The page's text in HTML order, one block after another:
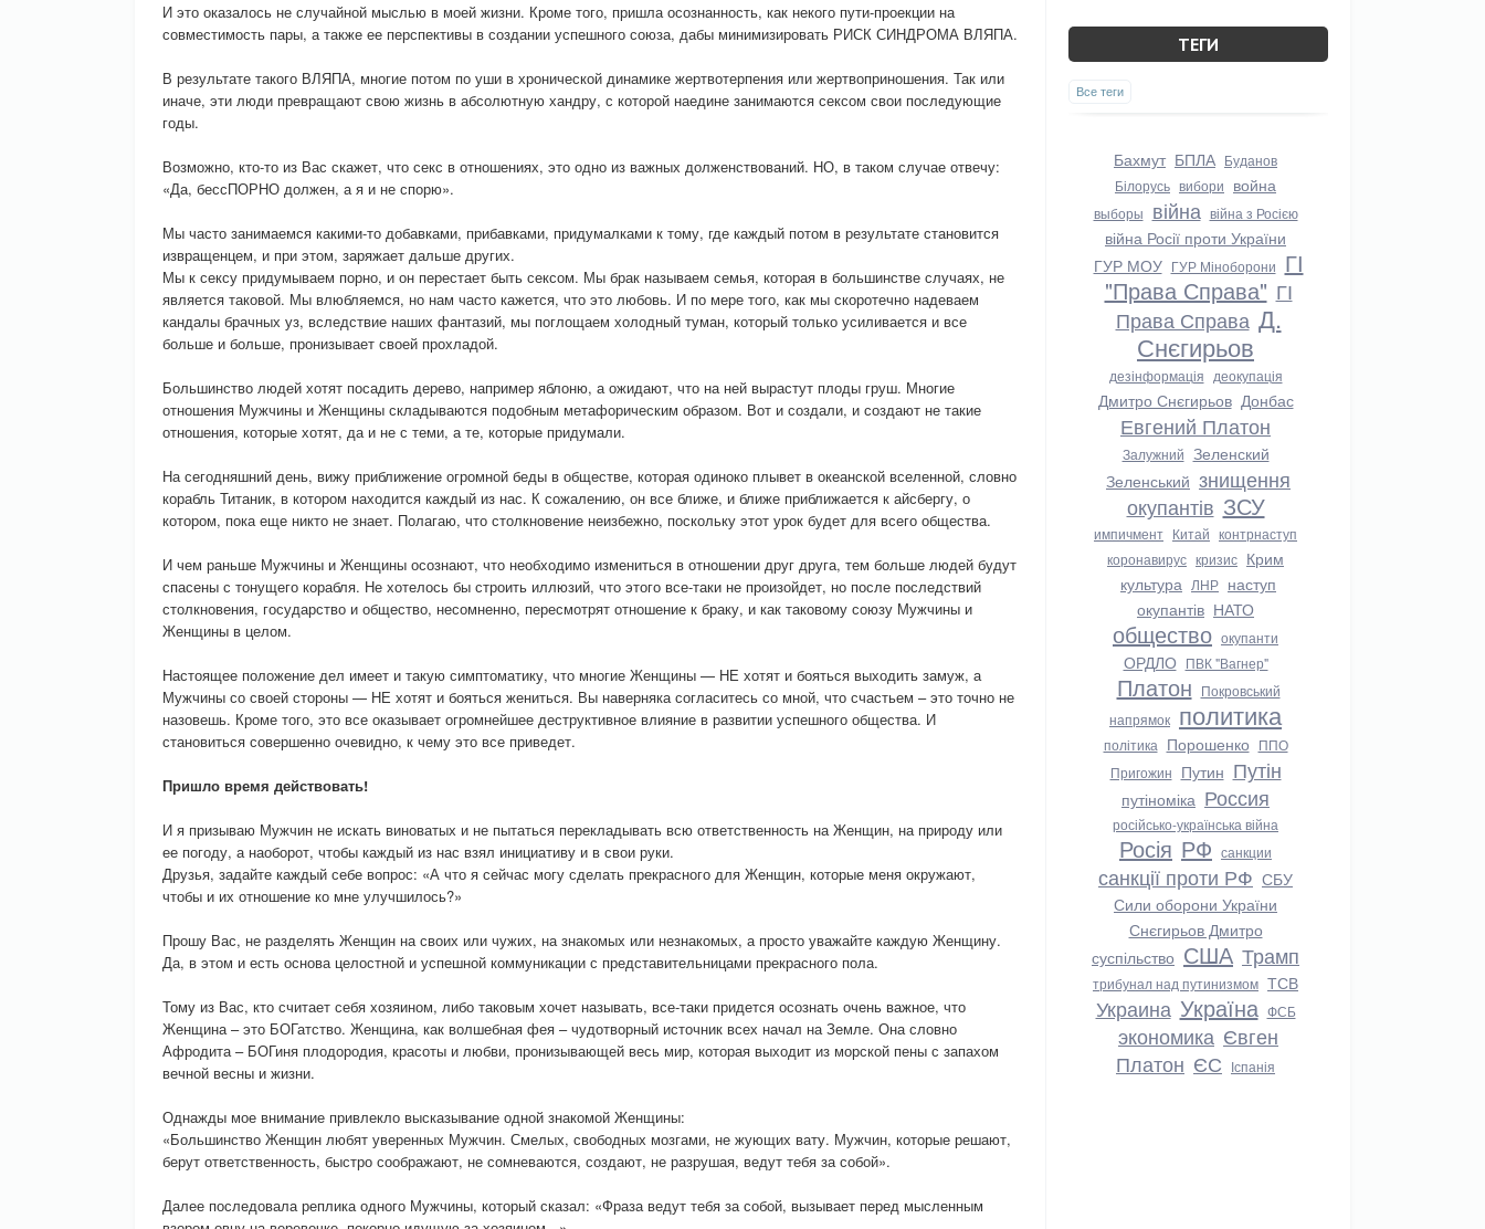
И это оказалось не случайной мыслью в моей жизни. Кроме того, пришла осознанность, как некого пути-проекции на
совместимость пары, а также ее перспективы в создании успешного союза, дабы минимизировать РИСК СИНДРОМА ВЛЯПА.
В результате такого ВЛЯПА, многие потом по уши в хронической динамике жертвотерпения или жертвоприношения. Так или
иначе, эти люди превращают свою жизнь в абсолютную хандру, с которой наедине занимаются сексом свои последующие
годы.
Возможно, кто-то из Вас скажет, что секс в отношениях, это одно из важных долженствований. НО, в таком случае отвечу:
«Да, бессПОРНО должен, а я и не спорю».
Мы часто занимаемся какими-то добавками, прибавками, придумалками к тому, где каждый потом в результате становится
извращенцем, и при этом, заряжает дальше других.
Мы к сексу придумываем порно, и он перестает быть сексом. Мы брак называем семья, которая в большинстве случаях, не
является таковой. Мы влюбляемся, но нам часто кажется, что это любовь. И по мере того, как мы скоротечно надеваем
кандалы брачных уз, вследствие наших фантазий, мы поглощаем холодный туман, который только усиливается и все
больше и больше, пронизывает своей прохладой.
Большинство людей хотят посадить дерево, например яблоню, а ожидают, что на ней вырастут плоды груш. Многие
отношения Мужчины и Женщины складываются подобным метафорическим образом. Вот и создали, и создают не такие
отношения, которые хотят, да и не с теми, а те, которые придумали.
На сегодняшний день, вижу приближение огромной беды в обществе, которая одиноко плывет в океанской вселенной, словно
корабль Титаник, в котором находится каждый из нас. К сожалению, он все ближе, и ближе приближается к айсбергу, о
котором, пока еще никто не знает. Полагаю, что столкновение неизбежно, поскольку этот урок будет для всего общества.
И чем раньше Мужчины и Женщины осознают, что необходимо измениться в отношении друг друга, тем больше людей будут
спасены с тонущего корабля. Не хотелось бы строить иллюзий, что этого все-таки не произойдет, но после последствий
столкновения, государство и общество, несомненно, пересмотрят отношение к браку, и как таковому союзу Мужчины и
Женщины в целом.
Настоящее положение дел имеет и такую симптоматику, что многие Женщины — НЕ хотят и бояться выходить замуж, а
Мужчины со своей стороны — НЕ хотят и бояться жениться. Вы наверняка согласитесь со мной, что счастьем – это точно не
назовешь. Кроме того, это все оказывает огромнейшее деструктивное влияние в развитии успешного общества. И
становиться совершенно очевидно, к чему это все приведет.
Пришло время действовать!
И я призываю Мужчин не искать виноватых и не пытаться перекладывать всю ответственность на Женщин, на природу или
ее погоду, а наоборот, чтобы каждый из нас взял инициативу и в свои руки.
Друзья, задайте каждый себе вопрос: «А что я сейчас могу сделать прекрасного для Женщин, которые меня окружают,
чтобы и их отношение ко мне улучшилось?»
Прошу Вас, не разделять Женщин на своих или чужих, на знакомых или незнакомых, а просто уважайте каждую Женщину.
Да, в этом и есть основа целостной и успешной коммуникации с представительницами прекрасного пола.
Тому из Вас, кто считает себя хозяином, либо таковым хочет называть, все-таки придется осознать очень важное, что
Женщина – это БОГатство. Женщина, как волшебная фея – чудотворный источник всех начал на Земле. Она словно
Афродита – БОГиня плодородия, красоты и любви, пронизывающей весь мир, которая выходит из морской пены с запахом
вечной весны и жизни.
Однажды мое внимание привлекло высказывание одной знакомой Женщины:
«Большинство Женщин любят уверенных Мужчин. Смелых, свободных мозгами, не жующих вату. Мужчин, которые решают,
берут ответственность, быстро соображают, не сомневаются, создают, не разрушая, ведут тебя за собой».
Далее последовала реплика одного Мужчины, который сказал: «Фраза ведут тебя за собой, вызывает перед мысленным
ТЕГИ
Все теги
Бахмут БПЛА Буданов
Білорусь вибори война
выборы війна війна з Росією
війна Росії проти України
ГУР МОУ ГУР Міноборони ГІ
"Права Справа" ГІ
Права Справа Д.
Снєгирьов
дезінформація деокупація
Дмитро Снєгирьов Донбас
Евгений Платон
Залужний Зеленский
Зеленський знищення
окупантів ЗСУ
импичмент Китай контрнаступ
коронавирус кризис Крим
культура ЛНР наступ
окупантів НАТО
общество окупанти
ОРДЛО ПВК "Вагнер"
Платон Покровський
напрямок политика
політика Порошенко ППО
Пригожин Путин Путін
путіноміка Россия
російсько-українська війна
Росія РФ санкции
санкції проти РФ СБУ
Сили оборони України
Снєгирьов Дмитро
суспільство США Трамп
трибунал над путинизмом ТСВ
Украина Україна ФСБ
экономика Євген
Платон ЄС Іспанія